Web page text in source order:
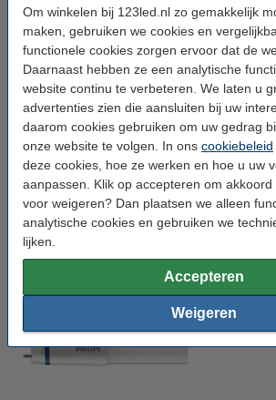
Om winkelen bij 123led.nl zo gemakkelijk
maken, gebruiken we cookies en
functionele cookies zorgen ervoor dat de
Daarnaast hebben ze een analytische
website continu te verbeteren. We laten u
advertenties zien die aansluiten bij uw
daarom cookies gebruiken om uw gedrag
onze website te volgen. In ons cookiebeleid
deze cookies, hoe ze werken en hoe u uw
aanpassen. Klik op accepteren om akkoord
voor weigeren? Dan plaatsen we alleen
analytische cookies en gebruiken we
lijken.
Accepteren
Weigeren
Iets anders nodig?
interessant: